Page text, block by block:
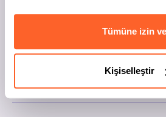
Tümüne izin
Kişiselleştir
Kurumsal